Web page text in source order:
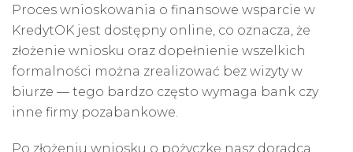
Proces wnioskowania o finansowe wsparcie w
KredytOK jest dostępny online, co oznacza, że
złożenie wniosku oraz dopełnienie wszelkich
formalności można zrealizować bez wizyty w
biurze — tego bardzo często wymaga bank czy
inne firmy pozabankowe.
Po złożeniu wniosku o pożyczkę nasz doradca